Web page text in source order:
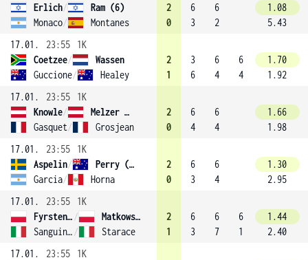
Erlich/
Ram (6)
Monaco/ Montanes
2
0
6
3
6
2
1.08
5.43
17.01.
23:55
1K
Coetzee/
Wassen
Guccione/ Healey
2
1
3
6
6
4
6
4
1.70
1.92
17.01.
23:55
1K
Knowle/
Melzer (12)
Gasquet/ Grosjean
2
0
6
4
6
4
1.66
1.98
17.01.
23:55
1K
Aspelin/
Perry (8)
Garcia/ Horna
2
0
6
3
6
4
1.30
2.95
17.01.
23:55
1K
Fyrstenberg /
Matkowski
Sanguinetti / Starace
2
1
6
3
6
7
6
1
1.44
2.40
17.01.
23:55
1K